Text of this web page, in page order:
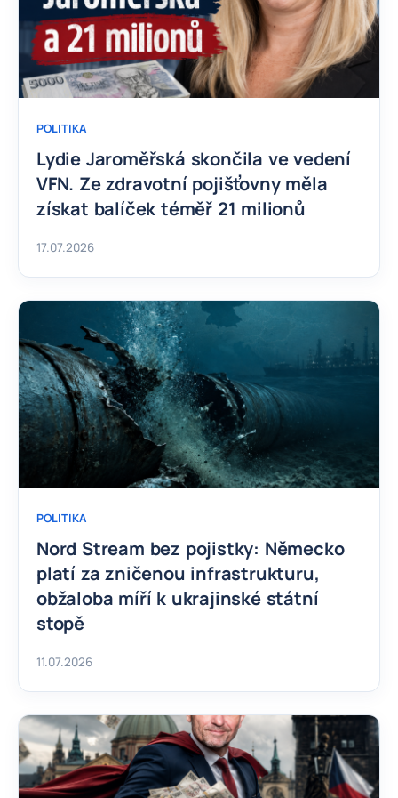
POLITIKA
Lydie Jaroměřská skončila ve vedení
VFN. Ze zdravotní pojišťovny měla
získat balíček téměř 21 milionů
17.07.2026
POLITIKA
Nord Stream bez pojistky: Německo
platí za zničenou infrastrukturu,
obžaloba míří k ukrajinské státní
stopě
11.07.2026